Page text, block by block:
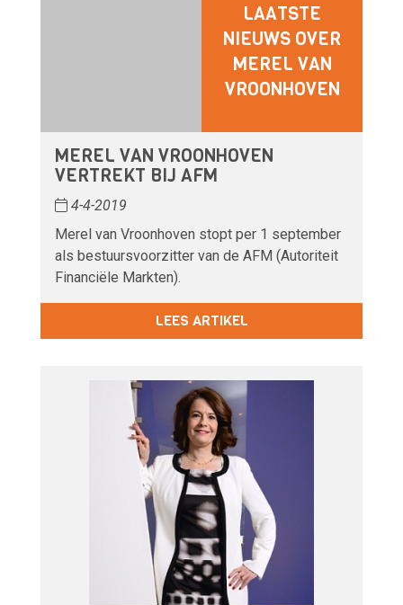
LAATSTE
NIEUWS OVER
MEREL VAN
VROONHOVEN
MEREL VAN VROONHOVEN
VERTREKT BIJ AFM
4-4-2019
Merel van Vroonhoven stopt per 1 september
als bestuursvoorzitter van de AFM (Autoriteit
Financiële Markten).
LEES ARTIKEL